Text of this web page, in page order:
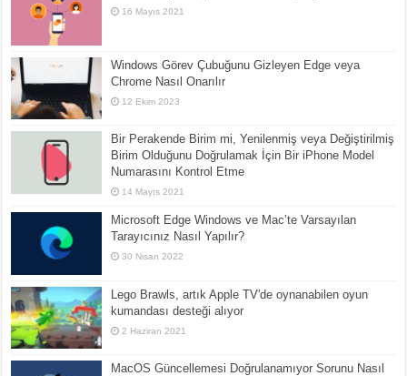
16 Mayıs 2021
Windows Görev Çubuğunu Gizleyen Edge veya
Chrome Nasıl Onarılır
12 Ekim 2023
Bir Perakende Birim mi, Yenilenmiş veya Değiştirilmiş
Birim Olduğunu Doğrulamak İçin Bir iPhone Model
Numarasını Kontrol Etme
14 Mayıs 2021
Microsoft Edge Windows ve Mac’te Varsayılan
Tarayıcınız Nasıl Yapılır?
30 Nisan 2022
Lego Brawls, artık Apple TV'de oynanabilen oyun
kumandası desteği alıyor
2 Haziran 2021
MacOS Güncellemesi Doğrulanamıyor Sorunu Nasıl